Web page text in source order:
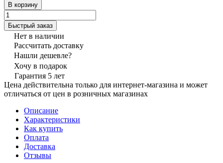
В корзину
Быстрый заказ
Нет в наличии
Рассчитать доставку
Нашли дешевле?
Хочу в подарок
Гарантия 5 лет
Цена действительна только для интернет-магазина и может
отличаться от цен в розничных магазинах
Описание
Характеристики
Как купить
Оплата
Доставка
Отзывы